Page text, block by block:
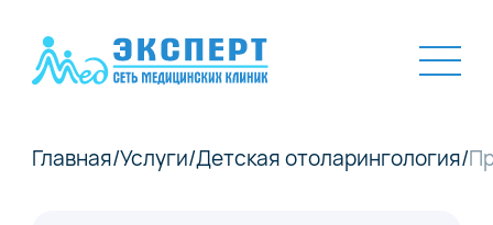
Главная/Услуги/Детская отоларингология/